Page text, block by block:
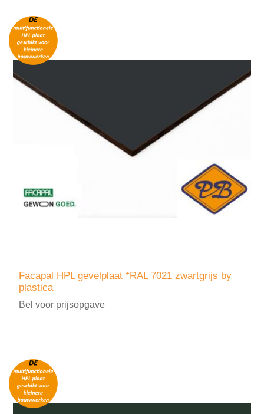
Facapal HPL gevelplaat *RAL 7021 zwartgrijs by
plastica
Bel voor prijsopgave